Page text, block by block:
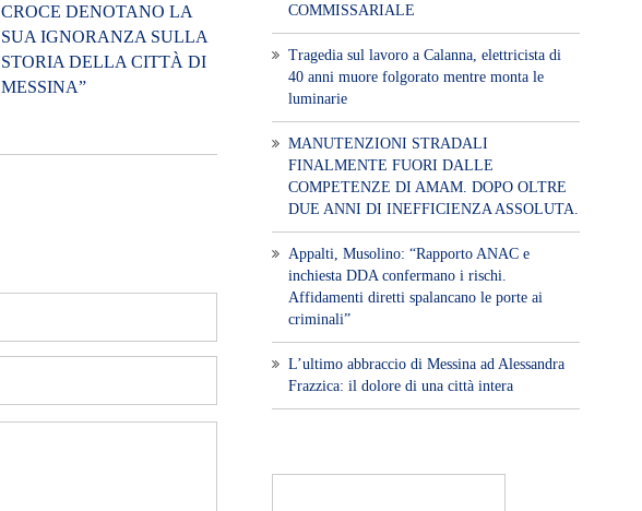
CROCE DENOTANO LA
SUA IGNORANZA SULLA
STORIA DELLA CITTÀ DI
MESSINA”
COMMISSARIALE
Tragedia sul lavoro a Calanna, elettricista di
40 anni muore folgorato mentre monta le
luminarie
MANUTENZIONI STRADALI
FINALMENTE FUORI DALLE
COMPETENZE DI AMAM. DOPO OLTRE
DUE ANNI DI INEFFICIENZA ASSOLUTA.
​Appalti, Musolino: “Rapporto ANAC e
inchiesta DDA confermano i rischi.
Affidamenti diretti spalancano le porte ai
criminali”
L’ultimo abbraccio di Messina ad Alessandra
Frazzica: il dolore di una città intera